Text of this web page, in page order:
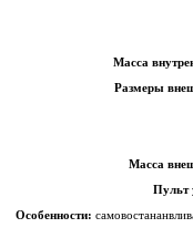
Масса
Размеры
Масса
Пульт
Особенности: